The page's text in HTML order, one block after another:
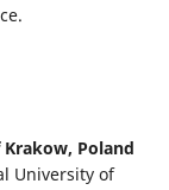
Poland
University of